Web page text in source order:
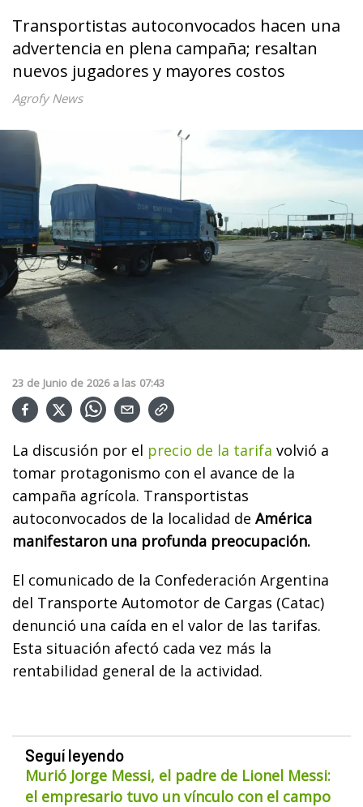
Transportistas autoconvocados hacen una
advertencia en plena campaña; resaltan
nuevos jugadores y mayores costos
Agrofy News
23 de Junio de 2026 a las 07:43
La discusión por el precio de la tarifa volvió a
tomar protagonismo con el avance de la
campaña agrícola. Transportistas
autoconvocados de la localidad de América
manifestaron una profunda preocupación.
El comunicado de la Confederación Argentina
del Transporte Automotor de Cargas (Catac)
denunció una caída en el valor de las tarifas.
Esta situación afectó cada vez más la
rentabilidad general de la actividad.
Seguí leyendo
Murió Jorge Messi, el padre de Lionel Messi:
el empresario tuvo un vínculo con el campo